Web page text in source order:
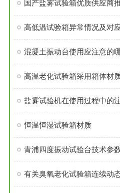
高低温试验箱异常情况及对
混凝土振动台使用应注意的
高温老化试验箱采用箱体材
盐雾试验机在使用过程中的
恒温恒湿试验箱材质
青浦四度振动试验台技术参
有关臭氧老化试验箱连续动